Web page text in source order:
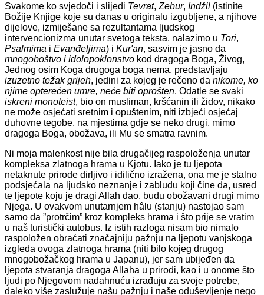
Svakome ko svjedoči i slijedi Tevrat, Zebur, Indžil (istinite
Božije Knjige koje su danas u originalu izgubljene, a njihove
dijelove, izmiješane sa rezultantama ljudskog
intervencionizma unutar svetoga teksta, nalazimo u Tori,
Psalmima i Evanđeljima) i Kur'an, sasvim je jasno da
mnogoboštvo i idolopoklonstvo kod dragoga Boga, Živog,
Jednog osim Koga drugoga boga nema, predstavljaju
izuzetno težak grijeh, jedini za kojeg je rečeno da nikome, ko
njime opterećen umre, neće biti oprošten. Odatle se svaki
iskreni monoteist, bio on musliman, kršćanin ili židov, nikako
ne može osjećati sretnim i opuštenim, niti izbjeći osjećaj
duhovne tegobe, na mjestima gdje se neko drugi, mimo
dragoga Boga, obožava, ili Mu se smatra ravnim.
Ni moja malenkost nije bila drugačijeg raspoloženja unutar
kompleksa zlatnoga hrama u Kjotu. Iako je tu ljepota
netaknute prirode dirljivo i idilično izražena, ona me je stalno
podsjećala na ljudsko neznanje i zabludu koji čine da, usred
te ljepote koju je dragi Allah dao, budu obožavani drugi mimo
Njega. U ovakvom unutarnjem hâlu (stanju) nastojao sam
samo da ”protrčim” kroz kompleks hrama i što prije se vratim
u naš turistički autobus. Iz istih razloga nisam bio nimalo
raspoložen obraćati značajniju pažnju na ljepotu vanjskoga
izgleda ovoga zlatnoga hrama (niti bilo kojeg drugog
mnogobožačkog hrama u Japanu), jer sam ubijeđen da
ljepota stvaranja dragoga Allaha u prirodi, kao i u onome što
ljudi po Njegovom nadahnuću izrađuju za svoje potrebe,
daleko više zaslužuje našu pažnju i naše oduševljenje nego